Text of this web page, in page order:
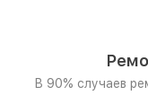
В 90% случаев